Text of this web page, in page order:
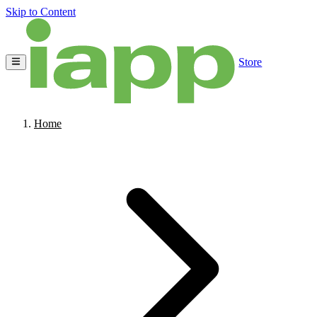
Skip to Content
Store
Home